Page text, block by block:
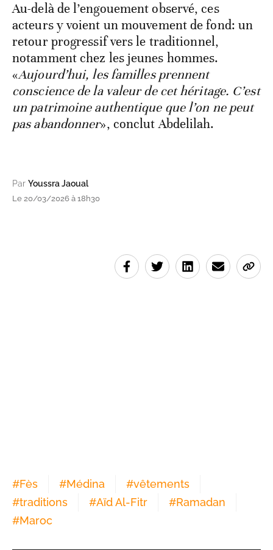
Au-delà de l’engouement observé, ces
acteurs y voient un mouvement de fond: un
retour progressif vers le traditionnel,
notamment chez les jeunes hommes.
«Aujourd’hui, les familles prennent
conscience de la valeur de cet héritage. C’est
un patrimoine authentique que l’on ne peut
pas abandonner», conclut Abdelilah.
Par Youssra Jaoual
Le 20/03/2026 à 18h30
#Fès #Médina #vêtements
#traditions #Aïd Al-Fitr #Ramadan
#Maroc